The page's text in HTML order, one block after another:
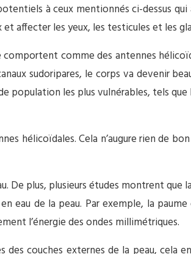
à ceux mentionnés ci-dessus
affecter les yeux, les testicules et les
comportent comme des antennes
sudoripares, le corps va devenir
les plus vulnérables, tels
hélicoïdales. Cela n’augure rien de
De plus, plusieurs études montrent
eau de la peau. Par exemple, la
l’énergie des ondes millimétriques.
couches externes de la peau, cela